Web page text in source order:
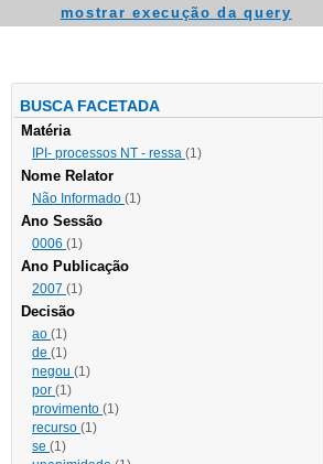
mostrar execução da query
BUSCA FACETADA
Matéria
IPI- processos NT - ressa (1)
Nome Relator
Não Informado (1)
Ano Sessão
0006 (1)
Ano Publicação
2007 (1)
Decisão
ao (1)
de (1)
negou (1)
por (1)
provimento (1)
recurso (1)
se (1)